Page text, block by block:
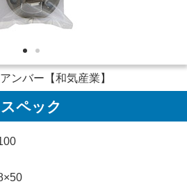
ンバー【和気産業】
スペック